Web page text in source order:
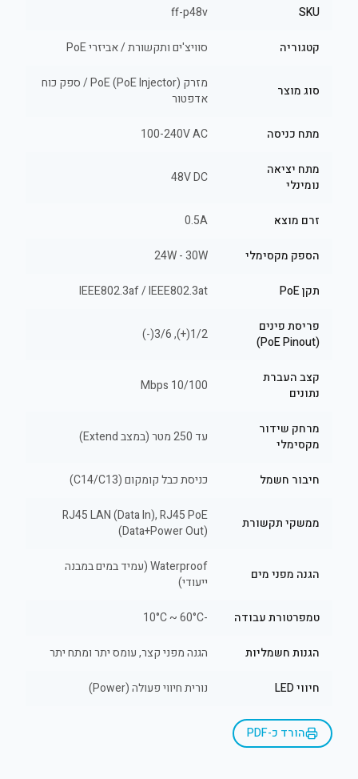
SKU
ff-p48v
קטגוריה סוויצ'ים ותקשורת / אביזרי PoE
סוג מוצר
מזרק PoE (PoE Injector) / ספק כוח
אדפטור
מתח כניסה 100-240V AC
מתח יציאה
נומינלי
48V DC
זרם מוצא 0.5A
הספק מקסימלי 24W - 30W
תקן PoE IEEE802.3af / IEEE802.3at
פריסת פינים
(PoE Pinout)
1/2(+), 3/6(-)
קצב העברת
נתונים
10/100 Mbps
מרחק שידור
מקסימלי
עד 250 מטר (במצב Extend)
חיבור חשמל כניסת כבל קומקום (C14/C13)
ממשקי תקשורת
RJ45 LAN (Data In), RJ45 PoE
(Data+Power Out)
הגנה מפני מים
Waterproof (עמיד במים במבנה
ייעודי)
טמפרטורת עבודה -10°C ~ 60°C
הגנות חשמליות הגנה מפני קצר, עומס יתר ומתח יתר
חיווי LED נורית חיווי פעולה (Power)
הורד כ-PDF